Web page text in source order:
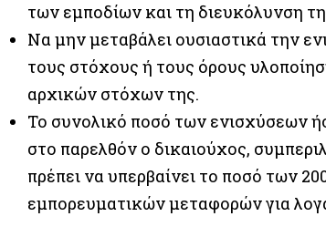
των εμποδίων και τη διευκόλυνση
Να μην μεταβάλει ουσιαστικά την
τους στόχους ή τους όρους
αρχικών στόχων της.
Το συνολικό ποσό των ενισχύσεων
στο παρελθόν ο δικαιούχος,
πρέπει να υπερβαίνει το ποσό των
εμπορευματικών μεταφορών για